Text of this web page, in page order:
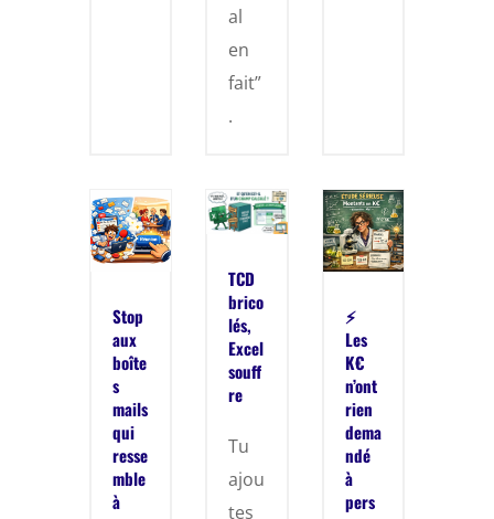
al
en
fait”
.
Stop
aux
boîte
s
mails
qui
resse
mble
à
TCD
brico
lés,
Excel
souff
re
Tu
ajou
tes
⚡
Les
K€
n’ont
rien
dema
ndé
à
pers